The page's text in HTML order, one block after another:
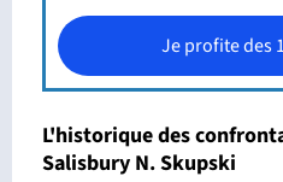
Je profite des
L'historique des
Salisbury N. Skupski